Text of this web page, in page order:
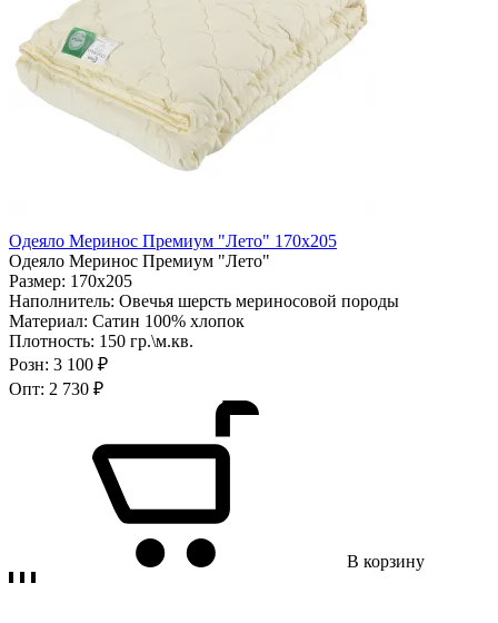
Одеяло Меринос Премиум "Лето" 170х205
Одеяло Меринос Премиум "Лето"
Размер: 170х205
Наполнитель: Овечья шерсть мериносовой породы
Материал: Сатин 100% хлопок
Плотность: 150 гр.\м.кв.
Розн: 3 100 ₽
Опт: 2 730 ₽
В корзину